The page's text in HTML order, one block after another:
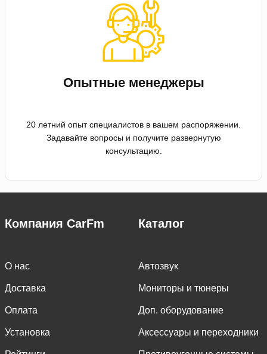
Опытные менеджеры
20 летний опыт специалистов в вашем распоряжении.
Задавайте вопросы и получите развернутую
консультацию.
Компания CarFm
О нас
Доставка
Оплата
Установка
Каталог
Автозвук
Мониторы и тюнеры
Доп. оборудование
Аксессуары и переходники